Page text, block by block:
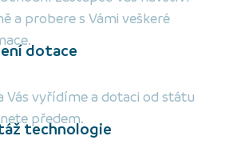
a probere s Vámi veškeré
dotace
Vás vyřídíme a dotaci od státu
předem.
technologie